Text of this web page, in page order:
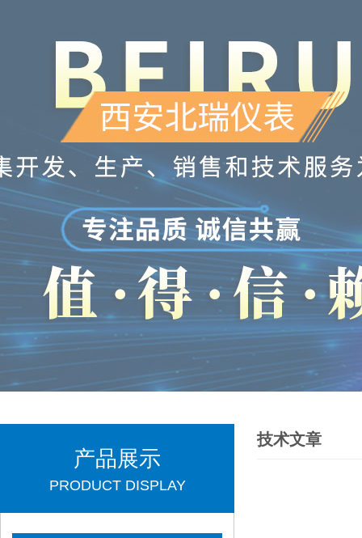
产品展示
PRODUCT DISPLAY
技术文章